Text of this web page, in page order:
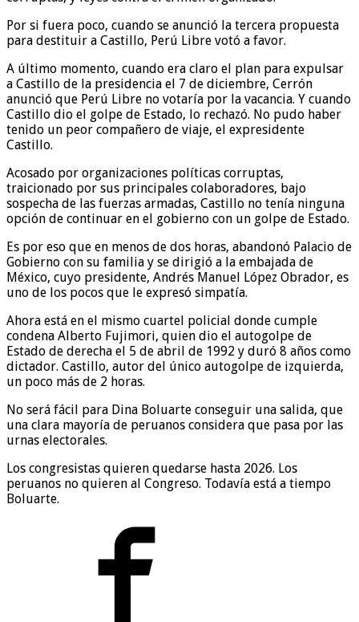
Por si fuera poco, cuando se anunció la tercera propuesta
para destituir a Castillo, Perú Libre votó a favor.
A último momento, cuando era claro el plan para expulsar
a Castillo de la presidencia el 7 de diciembre, Cerrón
anunció que Perú Libre no votaría por la vacancia. Y cuando
Castillo dio el golpe de Estado, lo rechazó. No pudo haber
tenido un peor compañero de viaje, el expresidente
Castillo.
Acosado por organizaciones políticas corruptas,
traicionado por sus principales colaboradores, bajo
sospecha de las fuerzas armadas, Castillo no tenía ninguna
opción de continuar en el gobierno con un golpe de Estado.
Es por eso que en menos de dos horas, abandonó Palacio de
Gobierno con su familia y se dirigió a la embajada de
México, cuyo presidente, Andrés Manuel López Obrador, es
uno de los pocos que le expresó simpatía.
Ahora está en el mismo cuartel policial donde cumple
condena Alberto Fujimori, quien dio el autogolpe de
Estado de derecha el 5 de abril de 1992 y duró 8 años como
dictador. Castillo, autor del único autogolpe de izquierda,
un poco más de 2 horas.
No será fácil para Dina Boluarte conseguir una salida, que
una clara mayoría de peruanos considera que pasa por las
urnas electorales.
Los congresistas quieren quedarse hasta 2026. Los
peruanos no quieren al Congreso. Todavía está a tiempo
Boluarte.